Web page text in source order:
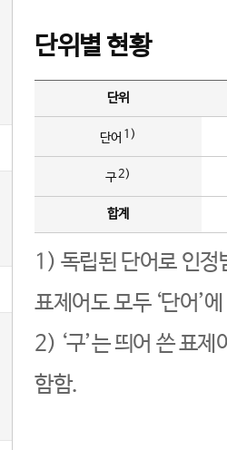
단위별 현황
단위
단어 1)
구2)
합계
1) 독립된 단어로 인정
표제어도 모두 ‘단어’
2) ‘구’는 띄어 쓴 표
함함.